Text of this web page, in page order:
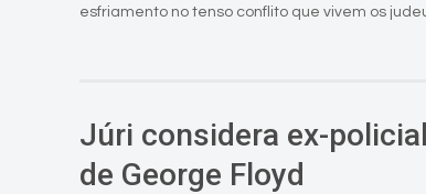
esfriamento no tenso conflito que vivem os
Júri considera ex-
de George Floyd